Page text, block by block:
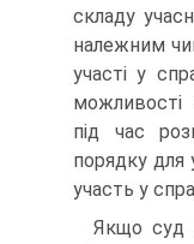
складу
належним
участі у
можливості
під час
порядку для
участь у
Якщо суд